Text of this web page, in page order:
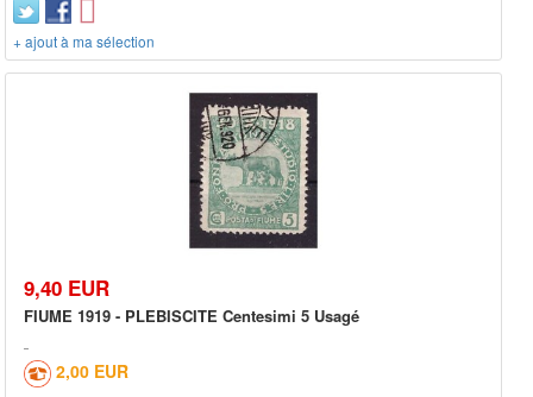
+ ajout à ma sélection
9,40 EUR
FIUME 1919 - PLEBISCITE Centesimi 5 Usagé
2,00 EUR